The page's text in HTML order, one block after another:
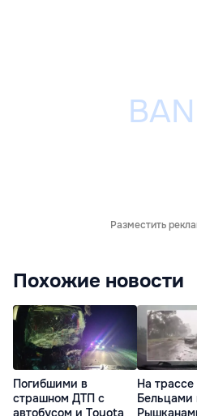
Разместить
Похожие новости
Погибшими в
страшном ДТП с
автобусом и Toyota
На
Бельцами